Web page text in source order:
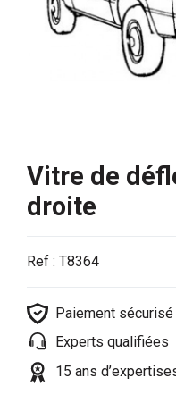
Vitre de
droite
Ref : T8364
Paiement sécurisé
Experts qualifiées
15 ans